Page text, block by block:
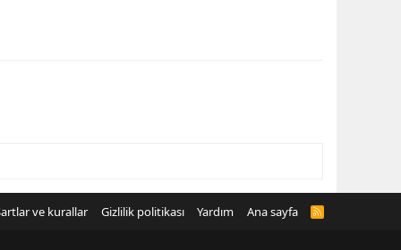
ve kurallar Gizlilik politikası Yardım Ana sayfa
R